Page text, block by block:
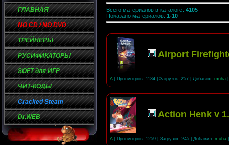
ГЛАВНАЯ
NO CD / NO DVD
ТРЕЙНЕРЫ
РУСИФИКАТОРЫ
SOFT для ИГР
ЧИТ-КОДЫ
Cracked Steam
Dr.WEB
Всего материалов в каталоге: 4105
Показано материалов: 1-10
Airport
A| Просмотров: 1134 | Загрузок: 257 | Добавил: muha
Action Henk v
A| Просмотров: 1259 | Загрузок: 245 | Добавил: muha